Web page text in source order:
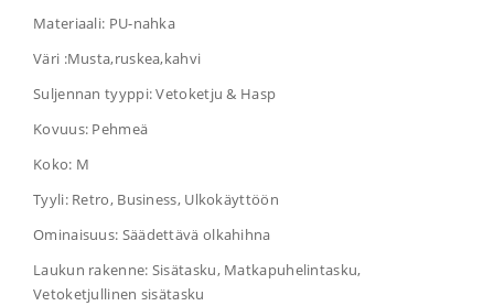
Materiaali: PU-nahka
Väri :Musta,ruskea,kahvi
Suljennan tyyppi: Vetoketju & Hasp
Kovuus: Pehmeä
Koko: M
Tyyli: Retro, Business, Ulkokäyttöön
Ominaisuus: Säädettävä olkahihna
Laukun rakenne: Sisätasku, Matkapuhelintasku,
Vetoketjullinen sisätasku